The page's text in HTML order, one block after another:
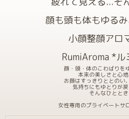
顔も頭も体もゆるみ
小顔整顔アロ
RumiAroma *ル
顔・頭・体のこわばりを
本来の美しさと心地
お顔はすっきりととのい
気持ちにもゆとりが戻
そんなひととき
女性専用のプライベートサ